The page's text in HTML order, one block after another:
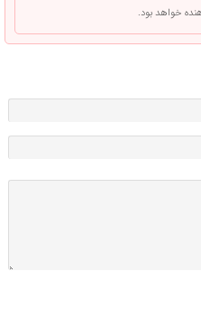
خواهد بود.